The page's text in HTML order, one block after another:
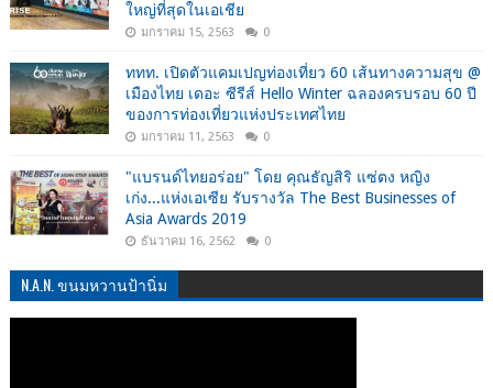
ใหญ่ที่สุดในเอเชีย
มกราคม 15, 2563 0
ททท. เปิดตัวแคมเปญท่องเที่ยว 60 เส้นทางความสุข @
เมืองไทย เดอะ ซีรีส์ Hello Winter ฉลองครบรอบ 60 ปี
ของการท่องเที่ยวแห่งประเทศไทย
มกราคม 11, 2563 0
"แบรนด์ไทยอร่อย" โดย คุณธัญสิริ แซ่ตง หญิง
เก่ง...แห่งเอเซีย รับรางวัล The Best Businesses of
Asia Awards 2019
ธันวาคม 16, 2562 0
N.A.N. ขนมหวานป้านิ่ม